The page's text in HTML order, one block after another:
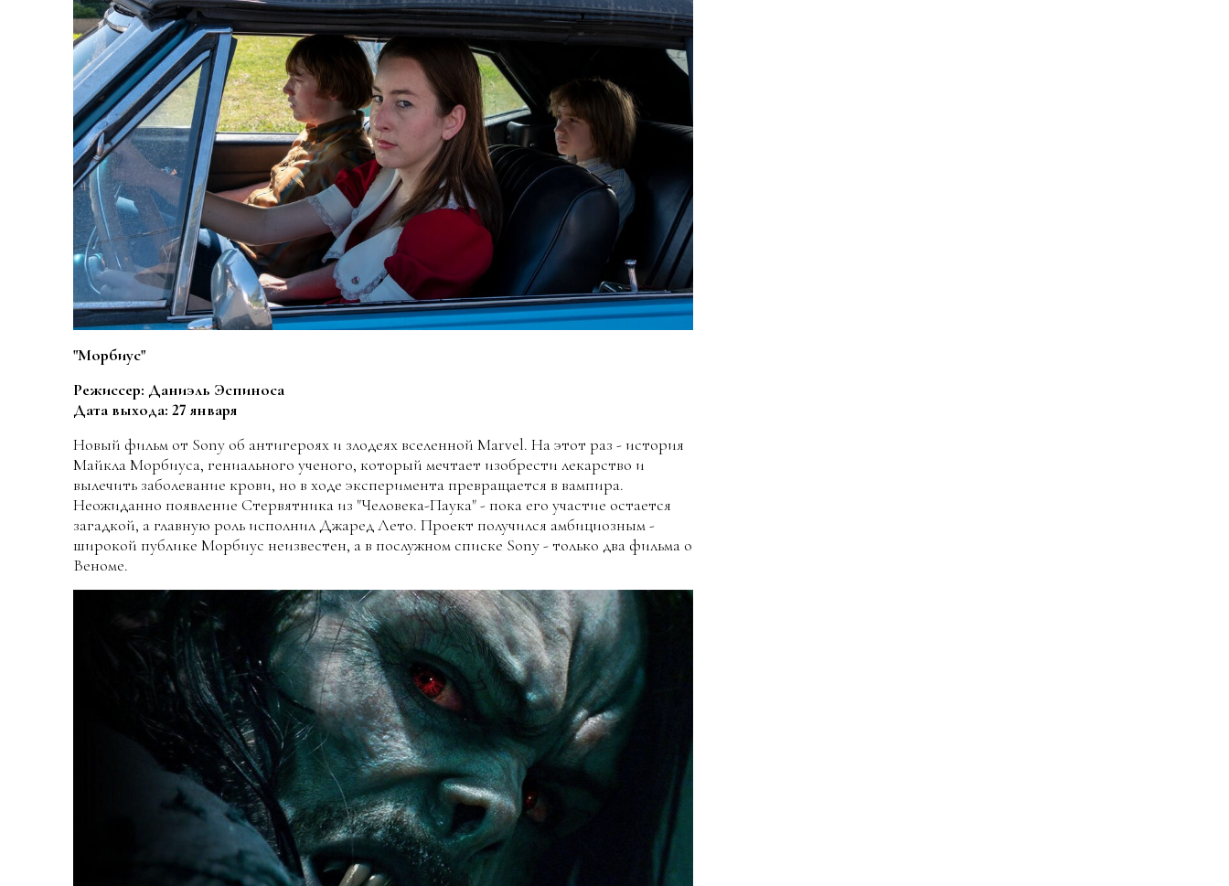
"Морбиус"
Режиссер: Даниэль Эспиноса
Дата выхода: 27 января
Новый фильм от Sony об антигероях и злодеях вселенной Marvel. На этот раз - история
Майкла Морбиуса, гениального ученого, который мечтает изобрести лекарство и
вылечить заболевание крови, но в ходе эксперимента превращается в вампира.
Неожиданно появление Стервятника из "Человека-Паука" - пока его участие остается
загадкой, а главную роль исполнил Джаред Лето. Проект получился амбициозным -
широкой публике Морбиус неизвестен, а в послужном списке Sony - только два фильма о
Веноме.